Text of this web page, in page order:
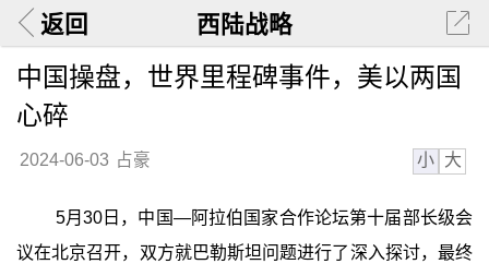
返回 西陆战略
中国操盘，世界里程碑事件，美以两国
心碎
2024-06-03 占豪 小 大
5月30日，中国—阿拉伯国家合作论坛第十届部长级会
议在北京召开，双方就巴勒斯坦问题进行了深入探讨，最终